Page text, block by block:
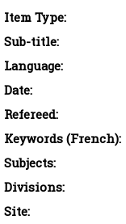
Item Type:
Sub-title:
Language:
Date:
Refereed:
Keywords (French):
Subjects:
Divisions:
Site: